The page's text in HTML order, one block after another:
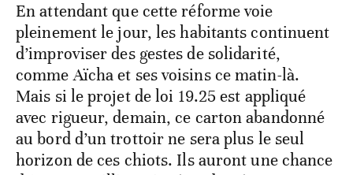
En attendant que cette réforme voie
pleinement le jour, les habitants continuent
d’improviser des gestes de solidarité,
comme Aïcha et ses voisins ce matin-là.
Mais si le projet de loi 19.25 est appliqué
avec rigueur, demain, ce carton abandonné
au bord d’un trottoir ne sera plus le seul
horizon de ces chiots. Ils auront une chance